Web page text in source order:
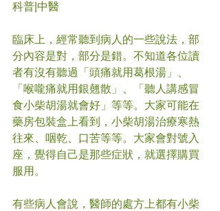
科普|中醫
臨床上，經常聽到病人的一些說法，部
分內容是對，部分是錯。不知道各位讀
者有沒有聽過「頭痛就用葛根湯」、
「喉嚨痛就用銀翹散」、「聽人講感冒
食小柴胡湯就會好」等等。大家可能在
藥房包裝盒上看到，小柴胡湯治療寒熱
往來、咽乾、口苦等等。大家會對號入
座，覺得自己是那些症狀，就選擇購買
服用。
有些病人會說，醫師的處方上都有小柴